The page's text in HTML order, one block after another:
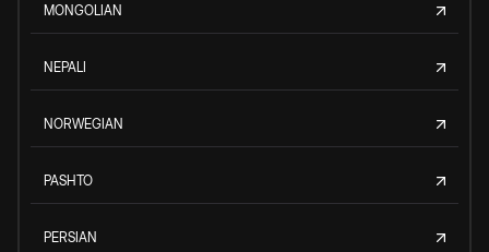
MONGOLIAN
NEPALI
NORWEGIAN
PASHTO
PERSIAN